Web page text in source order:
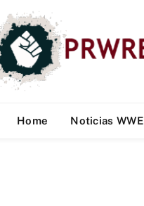
Home Noticias WWE